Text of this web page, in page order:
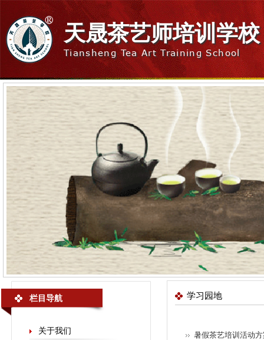
天晟茶艺师培训学校
Tiansheng Tea Art Training School
栏目导航
关于我们
学习园地
暑假茶艺培训活动